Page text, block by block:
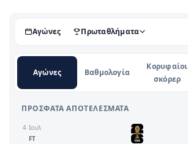
Αγώνες Πρωταθλήματα
Αγώνες Βαθμολογία
Κορυφαίοι
σκόρερ
ΠΡΌΣΦΑΤΑ ΑΠΟΤΕΛΈΣΜΑΤΑ
4 Ιουλ
FΤ